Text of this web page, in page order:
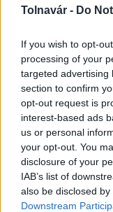
Tolnavár - Do
If you wish to opt-
processing of your
targeted advertising
section to confirm
opt-out request is
interest-based ads
us or personal
your opt-out. You
disclosure of your
IAB’s list of
also be disclosed
Downstream
Aktuális